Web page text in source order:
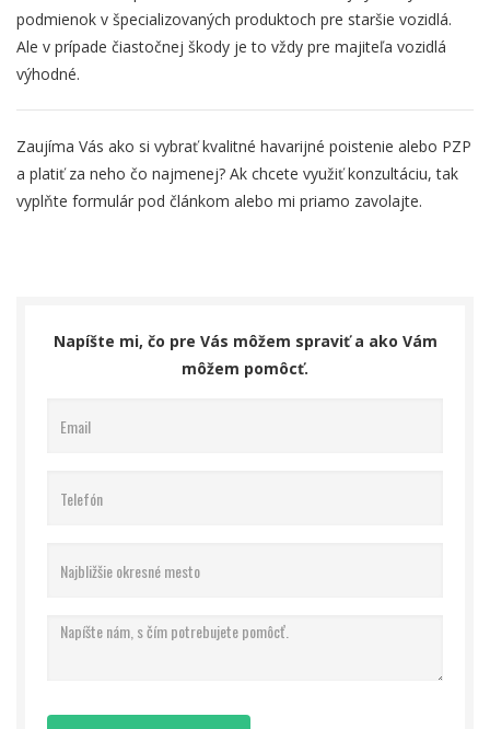
podmienok v špecializovaných produktoch pre staršie vozidlá.
Ale v prípade čiastočnej škody je to vždy pre majiteľa vozidlá
výhodné.
Zaujíma Vás ako si vybrať kvalitné havarijné poistenie alebo PZP
a platiť za neho čo najmenej? Ak chcete využiť konzultáciu, tak
vyplňte formulár pod článkom alebo mi priamo zavolajte.
Napíšte mi, čo pre Vás môžem spraviť a ako Vám
môžem pomôcť.